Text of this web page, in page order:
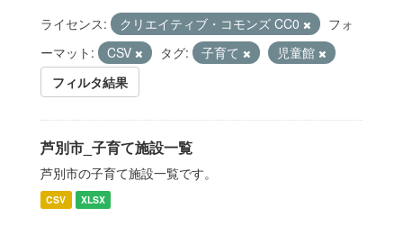
ライセンス: クリエイティブ・コモンズ CC0
フォ
ーマット:
CSV タグ: 子育て
児童館
フィルタ結果
芦別市_子育て施設一覧
芦別市の子育て施設一覧です。
CSV XLSX